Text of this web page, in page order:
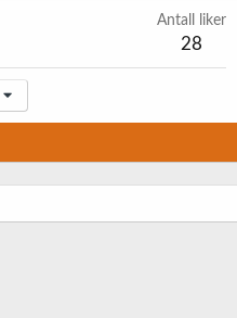
Antall liker
28